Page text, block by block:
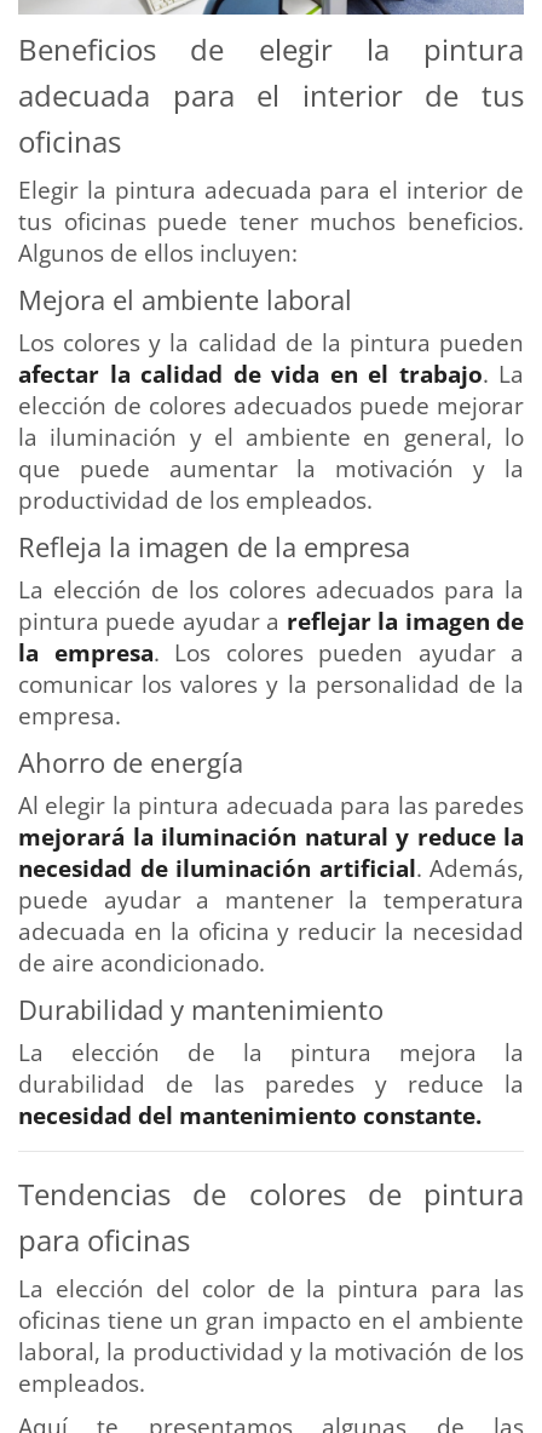
Beneficios de elegir la pintura
adecuada para el interior de tus
oficinas
Elegir la pintura adecuada para el interior de
tus oficinas puede tener muchos beneficios.
Algunos de ellos incluyen:
Mejora el ambiente laboral
Los colores y la calidad de la pintura pueden
afectar la calidad de vida en el trabajo. La
elección de colores adecuados puede mejorar
la iluminación y el ambiente en general, lo
que puede aumentar la motivación y la
productividad de los empleados.
Refleja la imagen de la empresa
La elección de los colores adecuados para la
pintura puede ayudar a reflejar la imagen de
la empresa. Los colores pueden ayudar a
comunicar los valores y la personalidad de la
empresa.
Ahorro de energía
Al elegir la pintura adecuada para las paredes
mejorará la iluminación natural y reduce la
necesidad de iluminación artificial. Además,
puede ayudar a mantener la temperatura
adecuada en la oficina y reducir la necesidad
de aire acondicionado.
Durabilidad y mantenimiento
La elección de la pintura mejora la
durabilidad de las paredes y reduce la
necesidad del mantenimiento constante.
Tendencias de colores de pintura
para oficinas
La elección del color de la pintura para las
oficinas tiene un gran impacto en el ambiente
laboral, la productividad y la motivación de los
empleados.